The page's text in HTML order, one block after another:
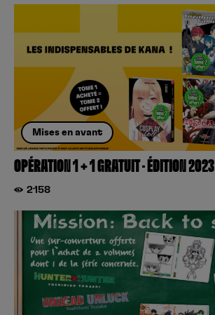
Mises en avant
OPÉRATION 1 + 1 GRATUIT – ÉDITION 2023
2158